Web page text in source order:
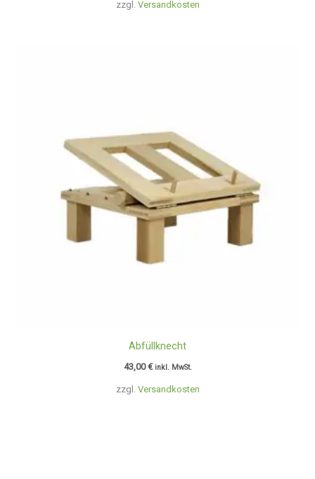
zzgl. Versandkosten
zzgl. Versandkosten
Abfüllknecht
43,00€ inkl. MwSt.